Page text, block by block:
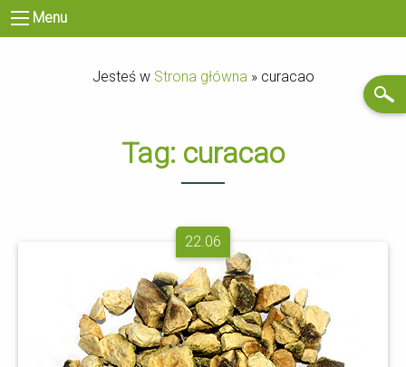
Menu
Jesteś w Strona główna» curacao
Tag: curacao
22.06